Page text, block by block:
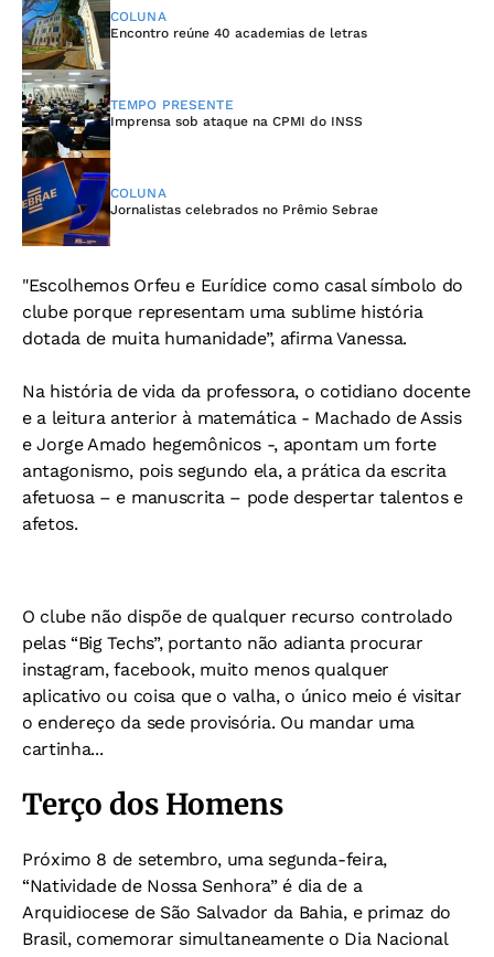
COLUNA
Encontro reúne 40 academias de letras
TEMPO PRESENTE
Imprensa sob ataque na CPMI do INSS
COLUNA
Jornalistas celebrados no Prêmio Sebrae
"Escolhemos Orfeu e Eurídice como casal símbolo do
clube porque representam uma sublime história
dotada de muita humanidade”, afirma Vanessa.
Na história de vida da professora, o cotidiano docente
e a leitura anterior à matemática - Machado de Assis
e Jorge Amado hegemônicos -, apontam um forte
antagonismo, pois segundo ela, a prática da escrita
afetuosa – e manuscrita – pode despertar talentos e
afetos.
O clube não dispõe de qualquer recurso controlado
pelas “Big Techs”, portanto não adianta procurar
instagram, facebook, muito menos qualquer
aplicativo ou coisa que o valha, o único meio é visitar
o endereço da sede provisória. Ou mandar uma
cartinha...
Terço dos Homens
Próximo 8 de setembro, uma segunda-feira,
“Natividade de Nossa Senhora” é dia de a
Arquidiocese de São Salvador da Bahia, e primaz do
Brasil, comemorar simultaneamente o Dia Nacional